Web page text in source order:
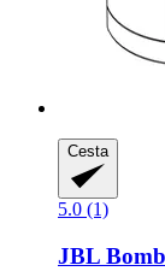
Cesta
5.0 (1)
JBL